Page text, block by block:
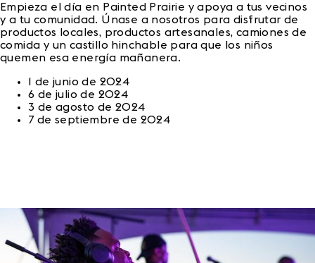
Empieza el día en Painted Prairie y apoya a tus vecinos
y a tu comunidad. Únase a nosotros para disfrutar de
productos locales, productos artesanales, camiones de
comida y un castillo hinchable para que los niños
quemen esa energía mañanera.
1 de junio de 2024
6 de julio de 2024
3 de agosto de 2024
7 de septiembre de 2024